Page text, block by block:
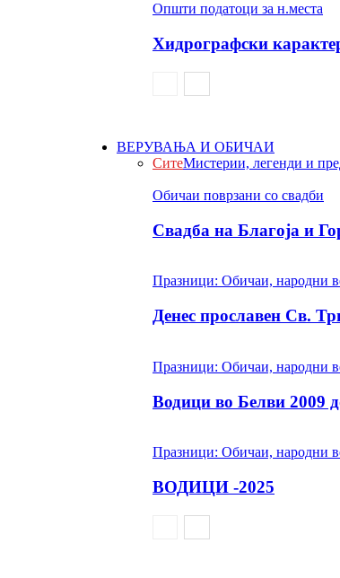
Општи податоци за н.места
Хидрографски
ВЕРУВАЊА И ОБИЧАИ
СитеМистерии, легенди и
Обичаи поврзани со свадби
Свадба на Благоја и
Празници: Обичаи, народни
Денес прославен Св.
Празници: Обичаи, народни
Водици во Белви 2009
Празници: Обичаи, народни
ВОДИЦИ -2025